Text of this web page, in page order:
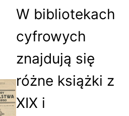
W bibliotekach
cyfrowych
znajdują się
różne książki z
XIX i